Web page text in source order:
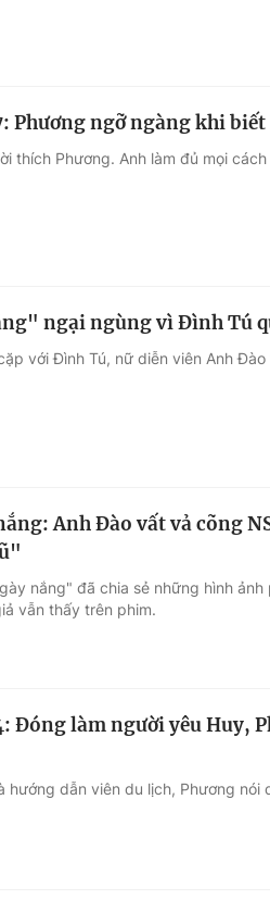
Phương ngỡ ngàng khi
thích Phương. Anh làm đủ mọi
ngại ngùng vì Đình Tú
với Đình Tú, nữ diễn viên Anh
Anh Đào vất vả cõng
nắng" đã chia sẻ những hình
vẫn thấy trên phim.
Đóng làm người yêu Huy,
hướng dẫn viên du lịch, Phương nói